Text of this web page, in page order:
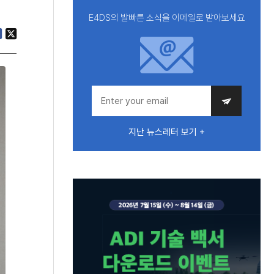
E4DS의 발빠른 소식을 이메일로 받아보세요
지난 뉴스레터 보기 +